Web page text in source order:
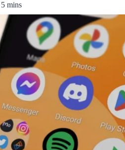
5 mins